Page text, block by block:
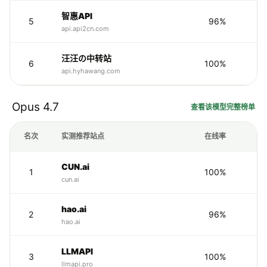
5
智惠API
api.api2cn.com
96%
6
汪汪の中转站
api.hyhawang.com
100%
Opus 4.7 查看该模型完整榜单
名次 实测推荐站点 在线率
1
CUN.ai
cun.ai
100%
2
hao.ai
hao.ai
96%
3
LLMAPI
llmapi.pro
100%